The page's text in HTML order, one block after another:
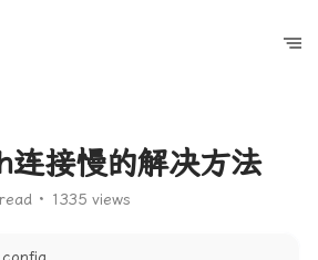
接慢的解决方法
1335 views